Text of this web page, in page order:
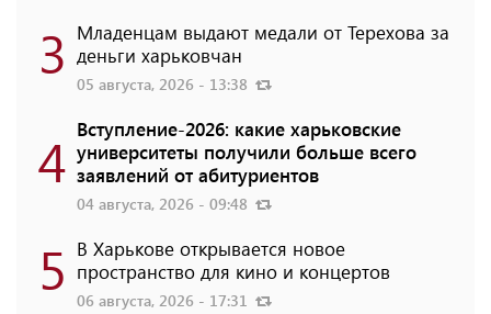
3 Младенцам выдают медали от Терехова за
деньги харьковчан
05 августа, 2026 - 13:38
4 Вступление-2026: какие харьковские
университеты получили больше всего
заявлений от абитуриентов
04 августа, 2026 - 09:48
5 В Харькове открывается новое
пространство для кино и концертов
06 августа, 2026 - 17:31